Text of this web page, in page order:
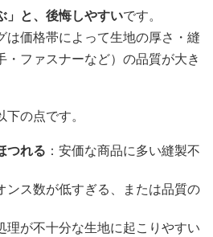
」と、後悔しやすいです。
は価格帯によって生地の厚さ・縫
ファスナーなど）の品質が大き
の点です。
つれる ：安価な商品に多い縫製不
ンス数が低すぎる、または品質の
理が不十分な生地に起こりやすい